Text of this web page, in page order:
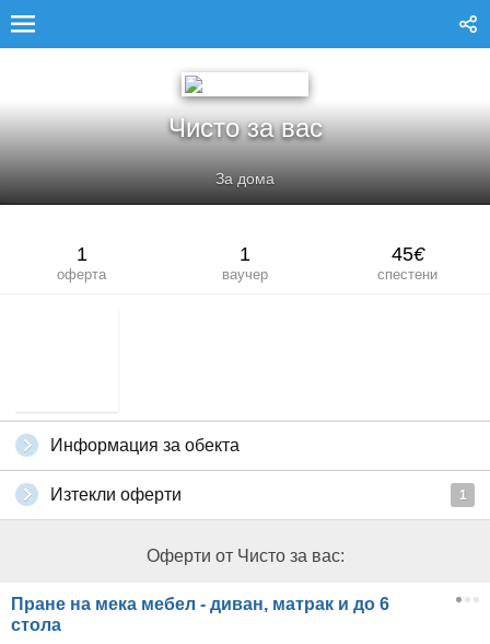
Чисто за вас
За дома
1
оферта
1
ваучер
45€
спестени
Информация за обекта
Изтекли оферти 1
Оферти от Чисто за вас:
Пране на мека мебел - диван, матрак и до 6
стола